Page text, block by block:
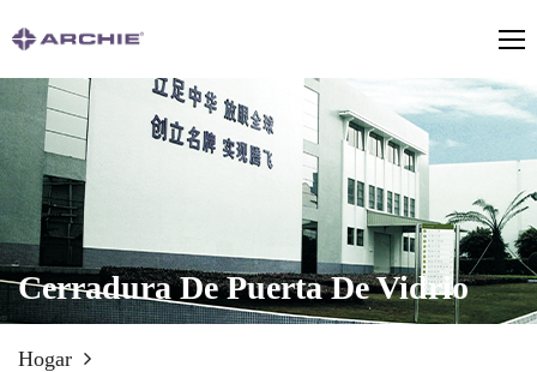
Cerradura De Puerta De Vidrio
Hogar